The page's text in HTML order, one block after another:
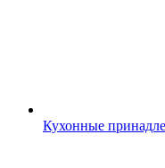
Кухонные